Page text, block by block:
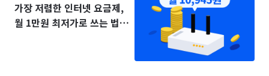
가장 저렴한 인터넷 요금제,
월 1만원 최저가로 쓰는 법